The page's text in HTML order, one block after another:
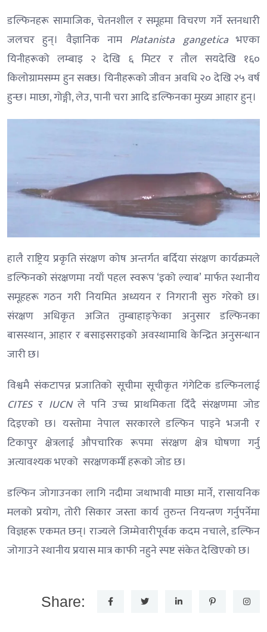
डल्फिनहरू सामाजिक, चेतनशील र समूहमा विचरण गर्ने स्तनधारी
जलचर हुन्। वैज्ञानिक नाम Platanista gangeticaभएका
यिनीहरूको लम्बाइ २ देखि ६ मिटर र तौल सयदेखि १६०
किलोग्रामसम्म हुन सक्छ। यिनीहरूको जीवन अवधि २० देखि २५ वर्ष
हुन्छ। माछा, गोङ्गी, लेउ, पानी चरा आदि डल्फिनका मुख्य आहार हुन्।
हालै राष्ट्रिय प्रकृति संरक्षण कोष अन्तर्गत बर्दिया संरक्षण कार्यक्रमले
डल्फिनको संरक्षणमा नयाँ पहल स्वरूप ‘इको ल्याब’ मार्फत स्थानीय
समूहहरू गठन गरी नियमित अध्ययन र निगरानी सुरु गरेको छ।
संरक्षण अधिकृत अजित तुम्बाहाङ्फेका अनुसार डल्फिनका
बासस्थान, आहार र बसाइसराइको अवस्थामाथि केन्द्रित अनुसन्धान
जारी छ।
विश्वमै संकटापन्न प्रजातिको सूचीमा सूचीकृत गंगेटिक डल्फिनलाई
CITESर IUCNले पनि उच्च प्राथमिकता दिँदै संरक्षणमा जोड
दिइएको छ। यस्तोमा नेपाल सरकारले डल्फिन पाइने भजनी र
टिकापुर क्षेत्रलाई औपचारिक रूपमा संरक्षण क्षेत्र घोषणा गर्नु
अत्यावश्यक भएको सरक्षणकर्मी हरूको जोड छ।
डल्फिन जोगाउनका लागि नदीमा जथाभावी माछा मार्ने, रासायनिक
मलको प्रयोग, तोरी सिकार जस्ता कार्य तुरुन्त नियन्त्रण गर्नुपर्नेमा
विज्ञहरू एकमत छन्। राज्यले जिम्मेवारीपूर्वक कदम नचाले, डल्फिन
जोगाउने स्थानीय प्रयास मात्र काफी नहुने स्पष्ट संकेत देखिएको छ।
Share: